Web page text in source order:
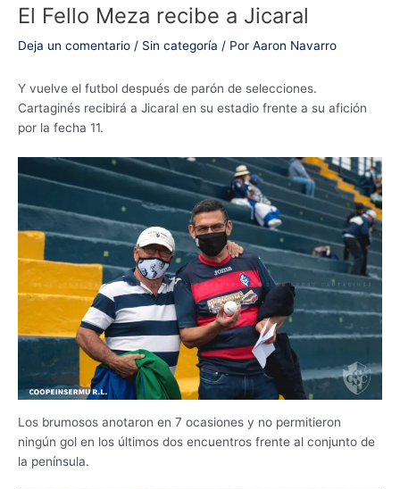
El Fello Meza recibe a Jicaral
Deja un comentario / Sin categoría / Por Aaron Navarro
Y vuelve el futbol después de parón de selecciones.
Cartaginés recibirá a Jicaral en su estadio frente a su afición
por la fecha 11.
Los brumosos anotaron en 7 ocasiones y no permitieron
ningún gol en los últimos dos encuentros frente al conjunto de
la península.